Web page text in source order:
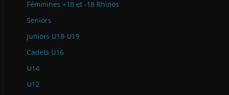
Féminines +18 et -18 Rhinos
Seniors
Juniors U18-U19
Cadets U16
U14
U12